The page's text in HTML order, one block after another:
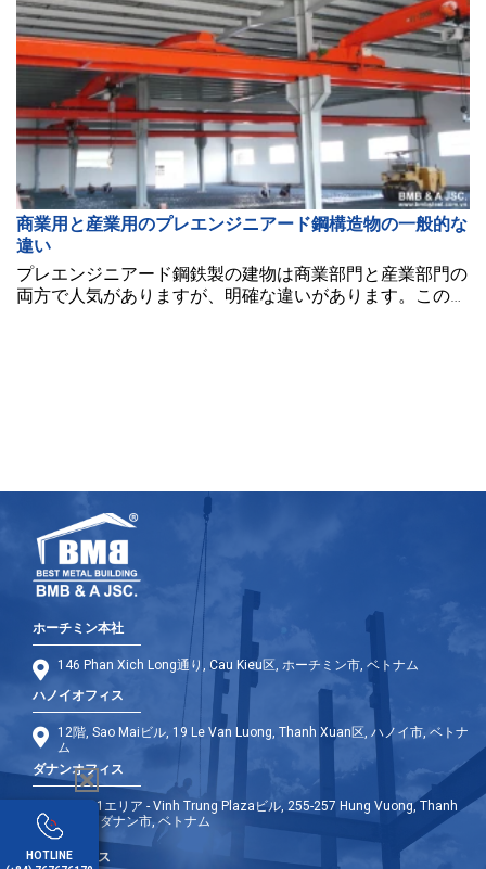
商業用と産業用のプレエンジニアード鋼構造物の一般的な
違い
プレエンジニアード鋼鉄製の建物は商業部門と産業部門の
両方で人気がありますが、明確な違いがあります。この記
ホーチミン本社
146 Phan Xich Long通り, Cau Kieu区, ホーチミン市, ベトナム
ハノイオフィス
12階, Sao Maiビル, 19 Le Van Luong, Thanh Xuan区, ハノイ市, ベトナ
ム
ダナンオフィス
9階 - A1エリア - Vinh Trung Plazaビル, 255-257 Hung Vuong, Thanh
Khe区, ダナン市, ベトナム
海外オフィス
HOTLINE